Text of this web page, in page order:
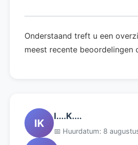
Onderstaand treft u een
meest recente beoordelingen
IK
I....K....
📅 Huurdatum: 8